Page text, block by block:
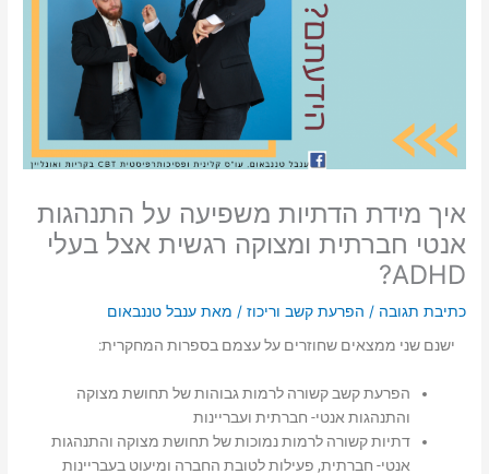
איך מידת הדתיות משפיעה על התנהגות
אנטי חברתית ומצוקה רגשית אצל בעלי
ADHD?
כתיבת תגובה / הפרעת קשב וריכוז / מאתענבל טננבאום
ישנם שני ממצאים שחוזרים על עצמם בספרות המחקרית:
הפרעת קשב קשורה לרמות גבוהות של תחושת מצוקה
והתנהגות אנטי- חברתית ועבריינות
דתיות קשורה לרמות נמוכות של תחושת מצוקה והתנהגות
אנטי- חברתית, פעילות לטובת החברה ומיעוט בעבריינות